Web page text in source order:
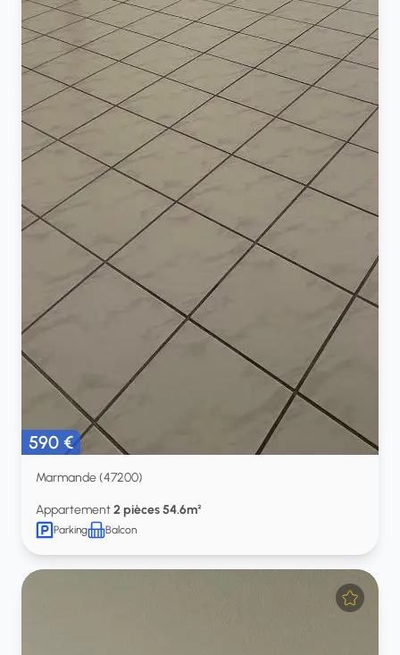
590 €
Marmande (47200)
Appartement2 pièces 54.6m²
Parking Balcon